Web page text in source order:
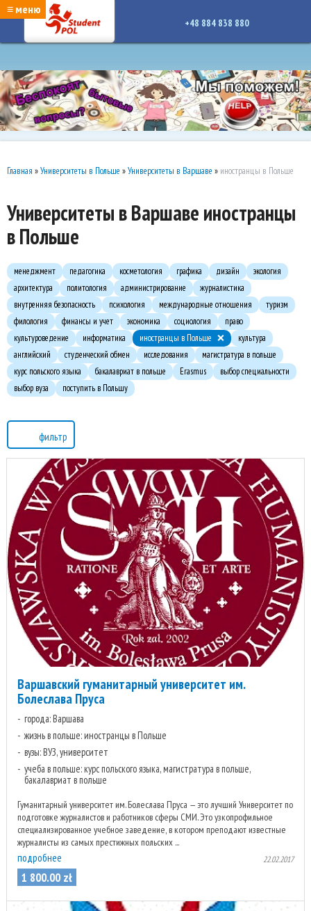
google-site-verification: google7a917c261df1566b.htmlgoogle-site-verification:
google7a917c261df1566b.html
≡ меню
+48 884 838 880
Главная »Университеты в Польше »Университеты в Варшаве » иностранцы в Польше
Университеты в Варшаве иностранцы
в Польше
менеджмент педагогика косметология графика дизайн
экология
архитектура
политология администрирование
журналистика
внутренняя безопасность
психология международные отношения
туризм
филология
финансы и учет экономика социология
право
культуроведение
информатика иностранцы в Польше
культура
английский
студенческий обмен исследования
магистратура в польше
курс польского языка
бакалавриат в польше Erasmus
выбор специальности
выбор вуза
поступить в Польшу
фильтр
Варшавский гуманитарный университет им.
Болеслава Пруса
города: Варшава
жизнь в польше: иностранцы в Польше
вузы: ВУЗ, университет
учеба в польше: курс польского языка, магистратура в польше,
бакалавриат в польше
Гуманитарный университет им. Болеслава Пруса — это лучший Университет по
подготовке журналистов и работников сферы СМИ. Это узкопрофильное
специализированное учебное заведение, в котором преподают известные
журналисты из самых престижных польских ...
подробнее 22.02.2017
1 800.00 zł